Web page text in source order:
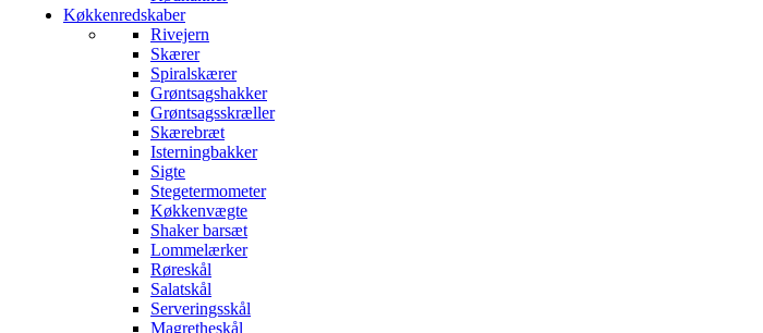
Køkkenredskaber
Rivejern
Skærer
Spiralskærer
Grøntsagshakker
Grøntsagsskræller
Skærebræt
Isterningbakker
Sigte
Stegetermometer
Køkkenvægte
Shaker barsæt
Lommelærker
Røreskål
Salatskål
Serveringsskål
Magretheskål